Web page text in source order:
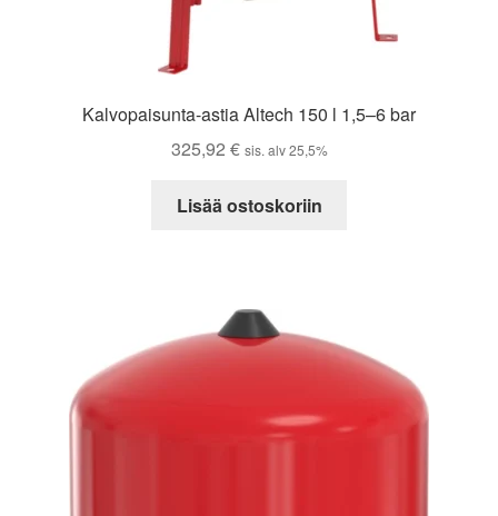
Kalvopaisunta-astia Altech 150 l 1,5–6 bar
325,92 € sis. alv 25,5%
Lisää ostoskoriin